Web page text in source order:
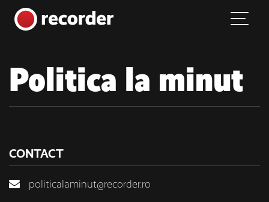
Skip to content
Main Navigation
Politica la minut
CONTACT
politicalaminut@recorder.ro